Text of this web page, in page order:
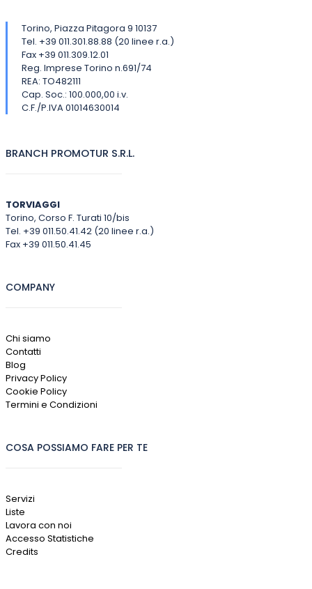
Torino, Piazza Pitagora 9 10137
Tel. +39 011.301.88.88 (20 linee r.a.)
Fax +39 011.309.12.01
Reg. Imprese Torino n.691/74
REA: TO482111
Cap. Soc.: 100.000,00 i.v.
C.F./P.IVA 01014630014
BRANCH PROMOTUR S.R.L.
TORVIAGGI
Torino, Corso F. Turati 10/bis
Tel. +39 011.50.41.42 (20 linee r.a.)
Fax +39 011.50.41.45
COMPANY
Chi siamo
Contatti
Blog
Privacy Policy
Cookie Policy
Termini e Condizioni
COSA POSSIAMO FARE PER TE
Servizi
Liste
Lavora con noi
Accesso Statistiche
Credits